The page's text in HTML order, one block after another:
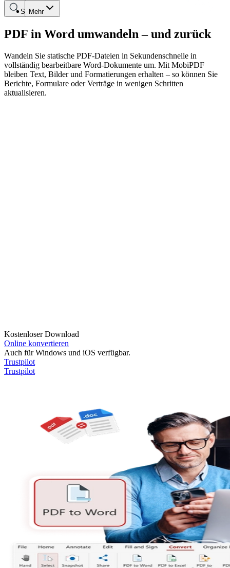
Mehr
Suche
PDF in Word umwandeln – und zurück
Wandeln Sie statische PDF-Dateien in Sekundenschnelle in
vollständig bearbeitbare Word-Dokumente um. Mit MobiPDF
bleiben Text, Bilder und Formatierungen erhalten – so können Sie
Berichte, Formulare oder Verträge in wenigen Schritten
aktualisieren.
Kostenloser Download
Online konvertieren
Auch für Windows und iOS verfügbar.
Trustpilot
Trustpilot